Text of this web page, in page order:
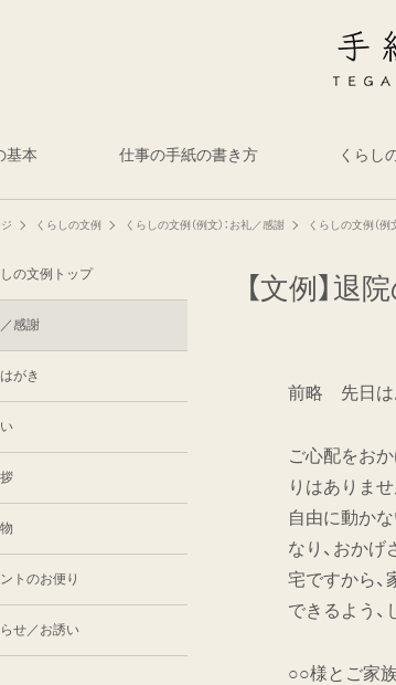
基本 仕事の手紙の書き方 くらし
くらしの文例 くらしの文例（例文）：お礼／感謝 くらしの文例（例
【文例】退
前略 先日は
ご心配をお
りはありま
自由に動か
なり、おか
宅ですから
できるよう、
○○様とご家
の文例トップ
感謝
がき
トのお便り
せ／お誘い